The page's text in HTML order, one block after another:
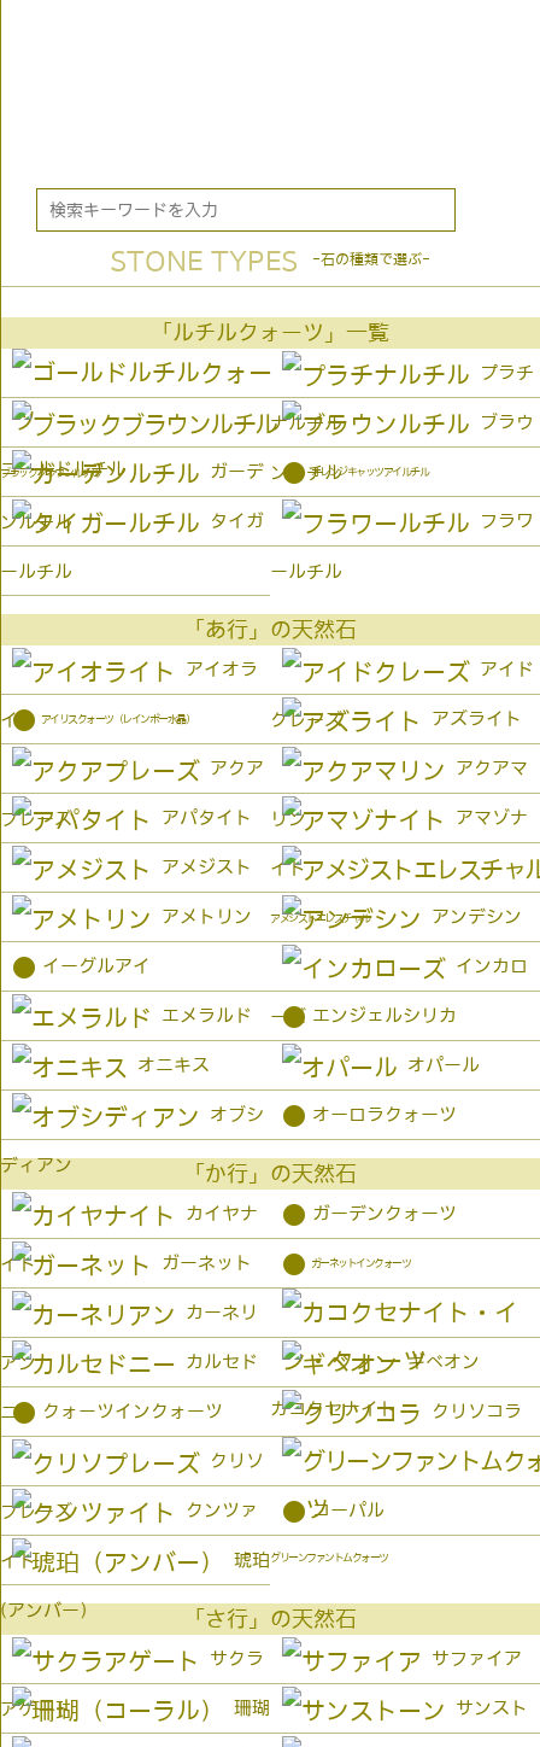
STONE TYPES -石の種類で選ぶ-
「ルチルクォーツ」一覧
ゴールドルチル
プラチ
ナルチル
ブラックブラウンルチル
ブラウ
ンルチル
ガーデ
ンルチル
● オレンジキャッツアイルチル
タイガ
ールチル
フラワ
ールチル
「あ行」の天然石
アイオラ
イト
アイド
クレーズ
● アイリスクォーツ（レインボー水晶） アズライト
アクア
プレーズ
アクアマ
リン
アパタイト アマゾナ
イト
アメジスト
アメジストエレスチャル
アメトリン アンデシン
● イーグルアイ インカロ
ーズ
エメラルド ● エンジェルシリカ
オニキス オパール
オブシ
ディアン
● オーロラクォーツ
「か行」の天然石
カイヤナ
イト
● ガーデンクォーツ
ガーネット ● ガーネットインクォーツ
カーネリ
アン
カコクセナイト
カルセド
ニー
ギベオン
● クォーツインクォーツ クリソコラ
クリソ
プレーズ
グリーンファントムクォーツ
クンツァ
イト
● コーパル
琥珀
(アンバー） 「さ行」の天然石
サクラ
アゲート
サファイア
珊瑚 サンスト